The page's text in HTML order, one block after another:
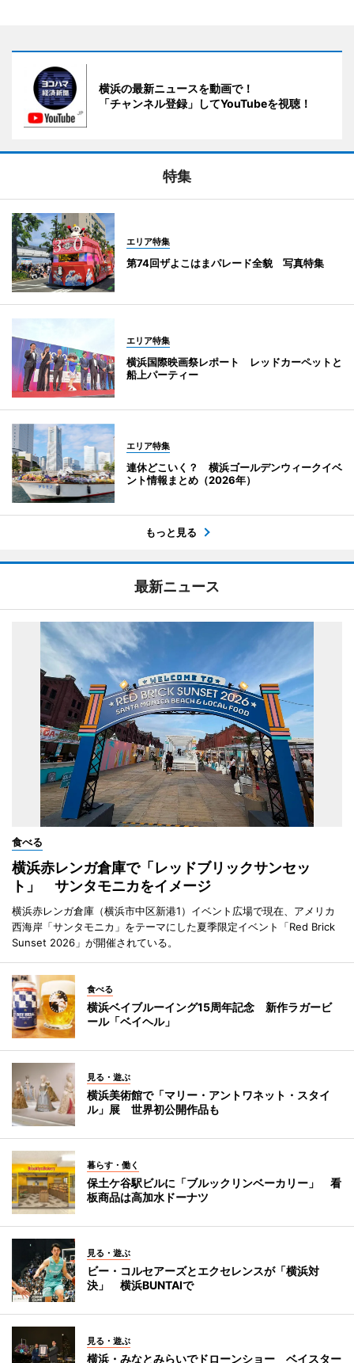
横浜の最新ニュースを動画で！
「チャンネル登録」してYouTubeを視聴！
特集
エリア特集
第74回ザよこはまパレード全貌 写真特集
エリア特集
横浜国際映画祭レポート レッドカーペットと
船上パーティー
エリア特集
連休どこいく？ 横浜ゴールデンウィークイベ
ント情報まとめ（2026年）
もっと見る
最新ニュース
食べる
横浜赤レンガ倉庫で「レッドブリックサンセッ
ト」 サンタモニカをイメージ
横浜赤レンガ倉庫（横浜市中区新港1）イベント広場で現在、アメリカ
西海岸「サンタモニカ」をテーマにした夏季限定イベント「Red Brick
Sunset 2026」が開催されている。
食べる
横浜ベイブルーイング15周年記念 新作ラガービ
ール「ベイヘル」
見る・遊ぶ
横浜美術館で「マリー・アントワネット・スタイ
ル」展 世界初公開作品も
暮らす・働く
保土ケ谷駅ビルに「ブルックリンベーカリー」 看
板商品は高加水ドーナツ
見る・遊ぶ
ビー・コルセアーズとエクセレンスが「横浜対
決」 横浜BUNTAIで
見る・遊ぶ
横浜・みなとみらいでドローンショー ベイスター